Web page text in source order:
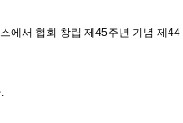
에서 협회 창립 제45주년 기념 제44